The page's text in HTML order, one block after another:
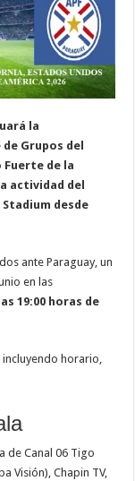
la
Grupos del
Fuerte de la
actividad del
Stadium desde
ante Paraguay, un
en las
19:00 horas de
horario,
de Canal 06 Tigo
Visión), Chapin TV,